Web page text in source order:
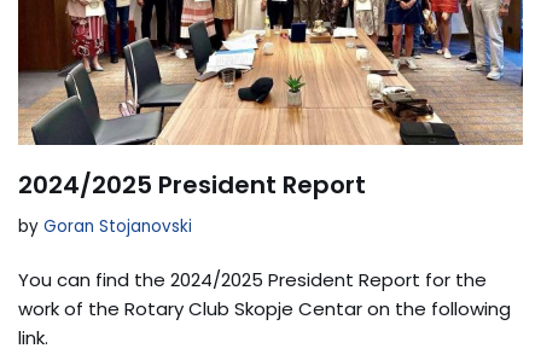
2024/2025 President Report
by Goran Stojanovski
You can find the 2024/2025 President Report for the
work of the Rotary Club Skopje Centar on the following
link.